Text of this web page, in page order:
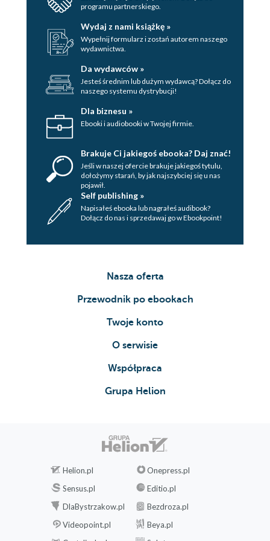
rozmiaru okien (121)
Zamykanie okna (122)
Przesuwanie okna (122)
Zmiana rozmiarów okna (123)
Definiowanie układu okien na ekranie (124)
Przełączanie się między oknami (127)
Elementy okna (128)
Pomoc (129)
Rozdział 6. Praca z plikami i folderami (131)
Podstawowe informacje o dyskach (131)
Typy plików (133)
Ścieżki dostępu (134)
Wyświetlanie okna właściwości dysku (140)
Zmiana sposobu prezentowania plików i folderów w
Otwieranie folderu (145)
Zmiana nazwy folderu (148)
Operacje na plikach - otwieranie pliku (152)
Zmiana nazwy pliku (154)
Usuwanie pliku (155)
programu partnerskiego.
Wydaj z nami książkę »
Wypełnij formularz i zostań autorem naszego
wydawnictwa.
Da wydawców »
Jesteś średnim lub dużym wydawcą? Dołącz do
naszego systemu dystrybucji!
Dla biznesu »
Ebooki i audiobooki w Twojej firmie.
Brakuje Ci jakiegoś ebooka? Daj znać!
Jeśli w naszej ofercie brakuje jakiegoś tytulu,
dołożymy starań, by jak najszybciej się u nas
pojawił.
Self publishing »
Napisałeś ebooka lub nagrałeś audibook?
Dołącz do nas i sprzedawaj go w Ebookpoint!
Nasza oferta
Przewodnik po ebookach
Twoje konto
O serwisie
Współpraca
Grupa Helion
Helion.pl
Onepress.pl
Sensus.pl
Editio.pl
DlaBystrzakow.pl
Bezdroza.pl
Videopoint.pl
Beya.pl